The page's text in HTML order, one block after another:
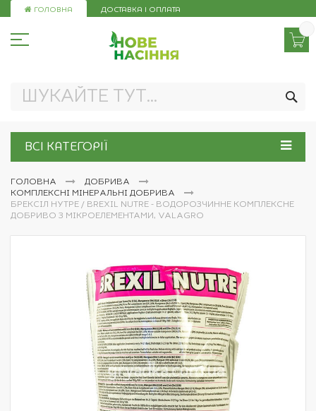
Skip
ГОЛОВНА ДОСТАВКА І ОПЛАТА
ВСІ КАТЕГОРІЇ
ГОЛОВНА
ДОБРИВА
КОМПЛЕКСНІ МІНЕРАЛЬНІ ДОБРИВА
БРЕКСІЛ НУТРЕ / BREXIL NUTRE - ВОДОРОЗЧИННЕ КОМПЛЕКСНЕ
ДОБРИВО З МІКРОЕЛЕМЕНТАМИ, VALAGRO